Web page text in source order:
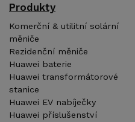
Produkty
Komerční & utilitní solární
měniče
Rezidenční měniče
Huawei baterie
Huawei transformátorové
stanice
Huawei EV nabíječky
Huawei příslušenství